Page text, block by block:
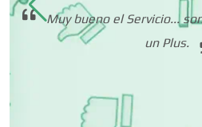
Dentistas
Muy bueno el Servicio...
un Plus.